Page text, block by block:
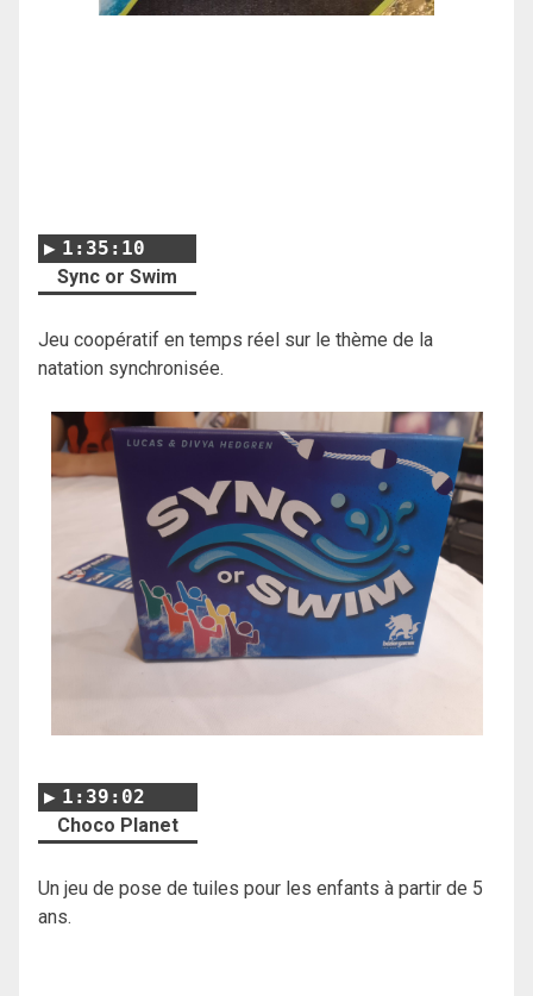
1:35:10
Sync or Swim
Jeu coopératif en temps réel sur le thème de la
natation synchronisée.
1:39:02
Choco Planet
Un jeu de pose de tuiles pour les enfants à partir de 5
ans.